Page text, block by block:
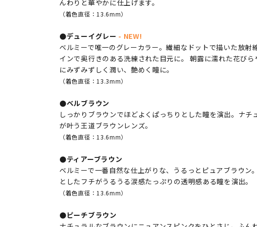
んわりと華やかに仕上げます。
（着色直径：13.6mm）
●デューイグレー - NEW!
ベルミーで唯一のグレーカラー。繊細なドットで描いた放射
インで奥行きのある洗練された目元に。 朝露に濡れた花びら
にみずみずしく潤い、艶めく瞳に。
（着色直径：13.3mm）
●ベルブラウン
しっかりブラウンでほどよくぱっちりとした瞳を演出。ナチ
が叶う王道ブラウンレンズ。
（着色直径：13.6mm）
●ティアーブラウン
ベルミーで一番自然な仕上がりな、うるっとピュアブラウン
としたフチがうるうる涙感たっぷりの透明感ある瞳を演出。
（着色直径：13.6mm）
●ピーチブラウン